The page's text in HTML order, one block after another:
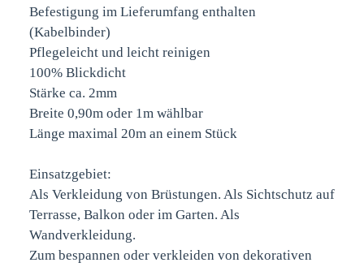
Befestigung im Lieferumfang enthalten
(Kabelbinder)
Pflegeleicht und leicht reinigen
100% Blickdicht
Stärke ca. 2mm
Breite 0,90m oder 1m wählbar
Länge maximal 20m an einem Stück
Einsatzgebiet:
Als Verkleidung von Brüstungen. Als Sichtschutz auf
Terrasse, Balkon oder im Garten. Als
Wandverkleidung.
Zum bespannen oder verkleiden von dekorativen